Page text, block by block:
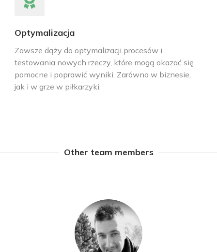
Optymalizacja
Zawsze dąży do optymalizacji procesów i
testowania nowych rzeczy, które mogą okazać się
pomocne i poprawić wyniki. Zarówno w biznesie,
jak i w grze w piłkarzyki.
Other team members